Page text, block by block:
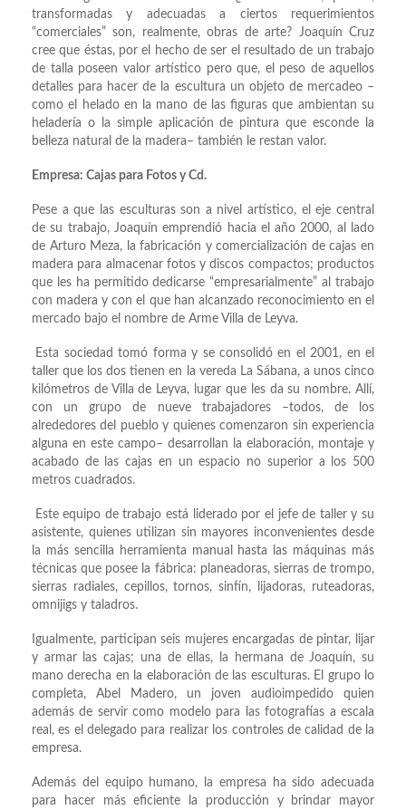
transformadas y adecuadas a ciertos requerimientos
“comerciales” son, realmente, obras de arte? Joaquín Cruz
cree que éstas, por el hecho de ser el resultado de un trabajo
de talla poseen valor artístico pero que, el peso de aquellos
detalles para hacer de la escultura un objeto de mercadeo –
como el helado en la mano de las figuras que ambientan su
heladería o la simple aplicación de pintura que esconde la
belleza natural de la madera– también le restan valor.
Empresa: Cajas para Fotos y Cd.
Pese a que las esculturas son a nivel artístico, el eje central
de su trabajo, Joaquín emprendió hacia el año 2000, al lado
de Arturo Meza, la fabricación y comercialización de cajas en
madera para almacenar fotos y discos compactos; productos
que les ha permitido dedicarse “empresarialmente” al trabajo
con madera y con el que han alcanzado reconocimiento en el
mercado bajo el nombre de Arme Villa de Leyva.
Esta sociedad tomó forma y se consolidó en el 2001, en el
taller que los dos tienen en la vereda La Sábana, a unos cinco
kilómetros de Villa de Leyva, lugar que les da su nombre. Allí,
con un grupo de nueve trabajadores –todos, de los
alrededores del pueblo y quienes comenzaron sin experiencia
alguna en este campo– desarrollan la elaboración, montaje y
acabado de las cajas en un espacio no superior a los 500
metros cuadrados.
Este equipo de trabajo está liderado por el jefe de taller y su
asistente, quienes utilizan sin mayores inconvenientes desde
la más sencilla herramienta manual hasta las máquinas más
técnicas que posee la fábrica: planeadoras, sierras de trompo,
sierras radiales, cepillos, tornos, sinfín, lijadoras, ruteadoras,
omnijigs y taladros.
Igualmente, participan seis mujeres encargadas de pintar, lijar
y armar las cajas; una de ellas, la hermana de Joaquín, su
mano derecha en la elaboración de las esculturas. El grupo lo
completa, Abel Madero, un joven audioimpedido quien
además de servir como modelo para las fotografías a escala
real, es el delegado para realizar los controles de calidad de la
empresa.
Además del equipo humano, la empresa ha sido adecuada
para hacer más eficiente la producción y brindar mayor